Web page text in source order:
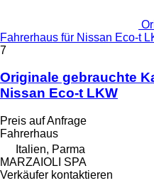
Fahrerhaus für Nissan Eco-t
7
Originale gebrauchte
Nissan Eco-t LKW
Preis auf Anfrage
Fahrerhaus
Italien, Parma
MARZAIOLI SPA
Verkäufer kontaktieren